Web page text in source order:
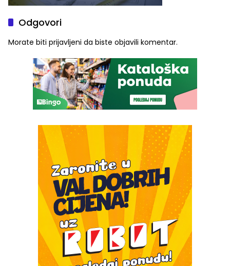
Odgovori
Morate biti prijavljeni da biste objavili komentar.